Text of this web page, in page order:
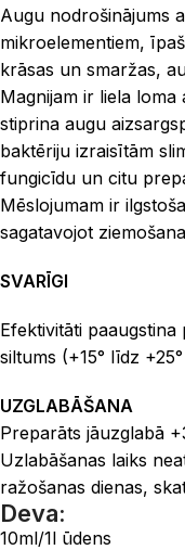
Augu nodrošinājums
mikroelementiem,
krāsas un smaržas,
Magnijam ir liela loma
stiprina augu
baktēriju izraisītām
fungicīdu un citu
Mēslojumam ir
sagatavojot
SVARĪGI
Efektivitāti
siltums (+15° līdz
UZGLABĀŠANA
Preparāts jāuzglabā
Uzlabāšanas laiks
ražošanas dienas,
Deva:
10ml/1l ūdens